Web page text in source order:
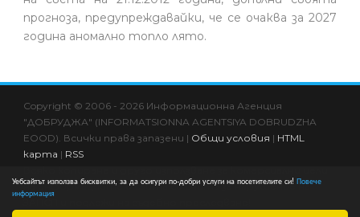
Уебсайтът използва бисквитки, за да осигури по-добри услуги на посетителите си! Повече
информация
прогноза, предупреждавайки, че се очаква за 2027
година аномално топло лято.
Copyright © 2006 - 2026 Информационна Агенция
"ДОБРУДЖА" (INFORMATSIONNA AGENTSIYA DOBRUDZHA
EOOD). Всички права запазени | Общи условия | HTML
карта | RSS
на информациите в сайта се счита за нарушение на